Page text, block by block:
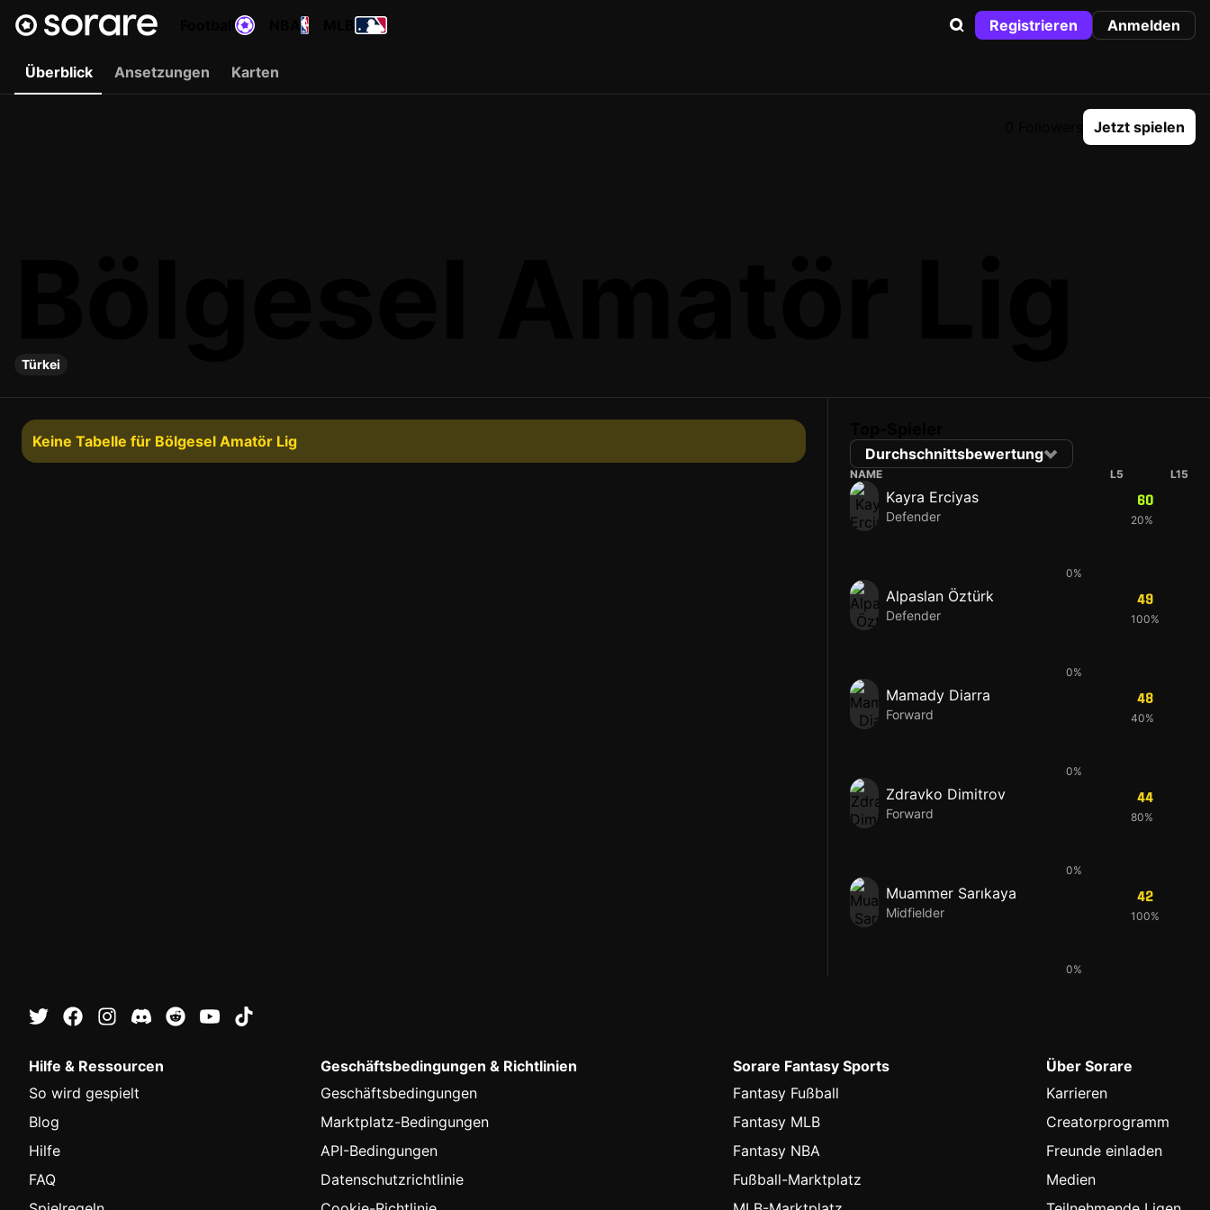
Registrieren Anmelden
Überblick Ansetzungen Karten
Jetzt spielen
Türkei
Keine Tabelle für Bölgesel Amatör Lig
Durchschnittsbewertung
NAME L5 L15
Kayra Erciyas
Defender
60
20%
0%
Alpaslan Öztürk
Defender
49
100%
0%
Mamady Diarra
Forward
48
40%
0%
Zdravko Dimitrov
Forward
44
80%
0%
Muammer Sarıkaya
Midfielder
42
100%
0%
Hilfe & Ressourcen
So wird gespielt
Blog
Hilfe
FAQ
Geschäftsbedingungen & Richtlinien
Geschäftsbedingungen
Marktplatz-Bedingungen
API-Bedingungen
Datenschutzrichtlinie
Sorare Fantasy Sports
Fantasy Fußball
Fantasy MLB
Fantasy NBA
Fußball-Marktplatz
Über Sorare
Karrieren
Creatorprogramm
Freunde einladen
Medien